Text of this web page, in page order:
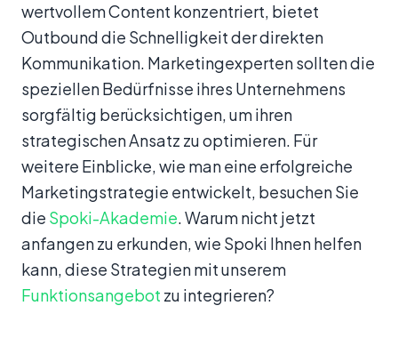
wertvollem Content konzentriert, bietet
Outbound die Schnelligkeit der direkten
Kommunikation. Marketingexperten sollten die
speziellen Bedürfnisse ihres Unternehmens
sorgfältig berücksichtigen, um ihren
strategischen Ansatz zu optimieren. Für
weitere Einblicke, wie man eine erfolgreiche
Marketingstrategie entwickelt, besuchen Sie
die Spoki-Akademie. Warum nicht jetzt
anfangen zu erkunden, wie Spoki Ihnen helfen
kann, diese Strategien mit unserem
Funktionsangebot zu integrieren?